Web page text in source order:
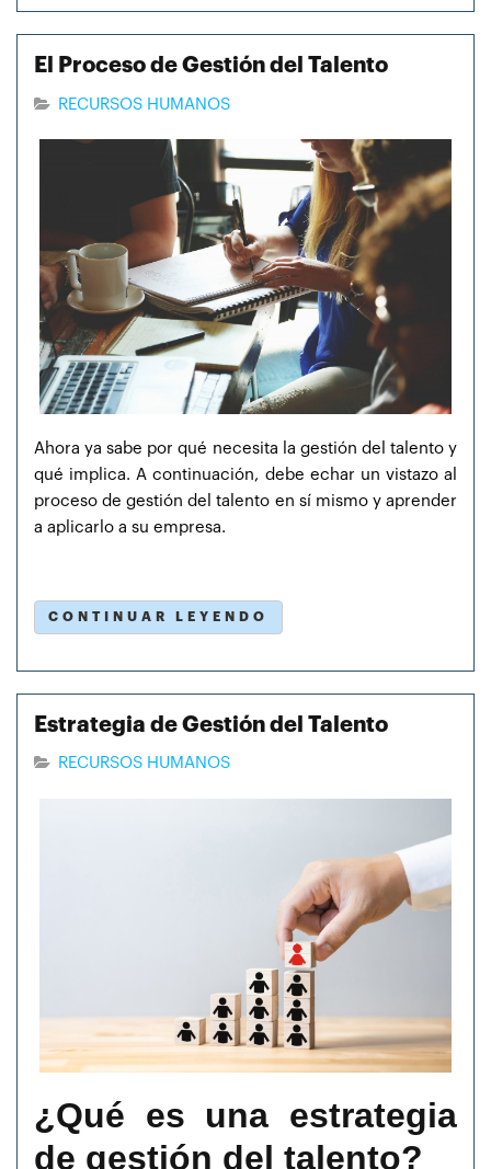
El Proceso de Gestión del Talento
RECURSOS HUMANOS
Ahora ya sabe por qué necesita la gestión del talento y
qué implica. A continuación, debe echar un vistazo al
proceso de gestión del talento en sí mismo y aprender
a aplicarlo a su empresa.
CONTINUAR LEYENDO
Estrategia de Gestión del Talento
RECURSOS HUMANOS
¿Qué es una estrategia
de gestión del talento?